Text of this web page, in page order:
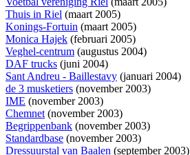
Thuis in Riel (maart 2005)
Konings-Fortuin (maart 2005)
Monica Hajek (februari 2005)
Veghel-centrum (augustus 2004)
DAF trucks (juni 2004)
Sant Andreu - Baillestavy (januari 2004)
de 3 musketiers (november 2003)
IME (november 2003)
Chemnet(november 2003)
Begrippenbank (november 2003)
Standardbase (november 2003)
Dressuurstal van Baalen (september 2003)